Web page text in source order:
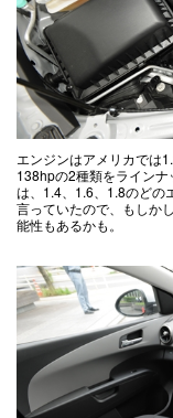
エンジンはアメリカでは
138hpの2種類をライン
は、1.4、1.6、1.8のどの
言っていたので、もしか
能性もあるかも。